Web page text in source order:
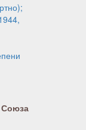
Союза